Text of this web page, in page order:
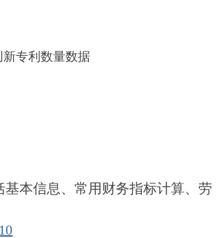
新专利数量数据
基本信息、常用财务指标计算、劳